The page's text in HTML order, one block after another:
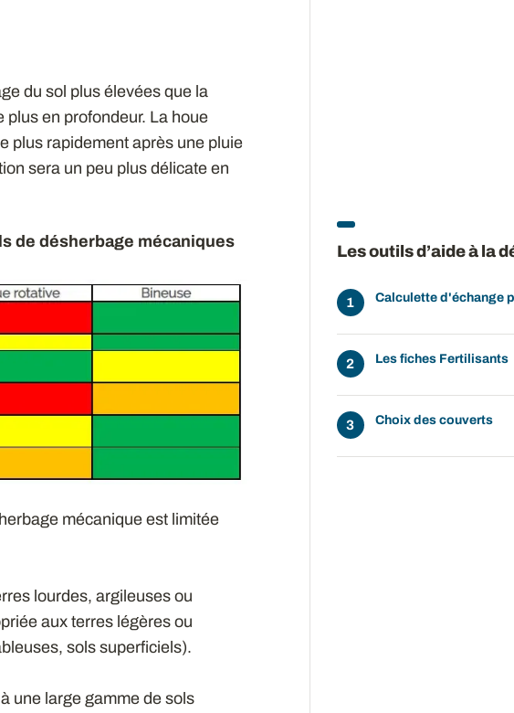
du sol plus élevées que la
en profondeur. La houe
plus rapidement après une pluie
sera un peu plus délicate en
de désherbage mécaniques
mécanique est limitée
lourdes, argileuses ou
aux terres légères ou
sols superficiels).
une large gamme de sols
Les outils d’aide à la
Calculette d'échange
Les fiches Fertilisants
Choix des couverts